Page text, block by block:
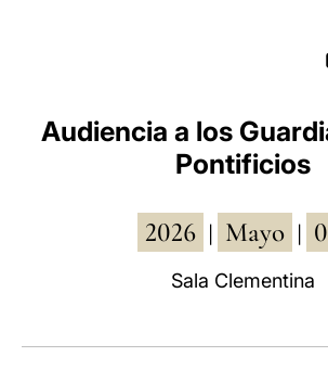
Audiencia a los
Pontificios
2026 Mayo
Sala Clementina